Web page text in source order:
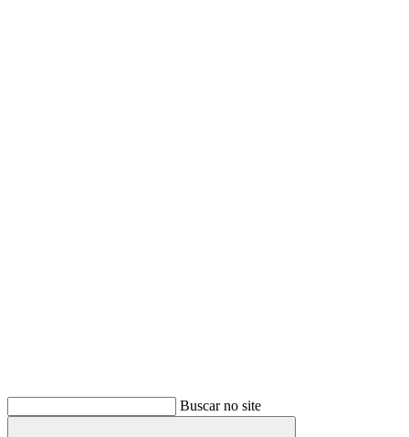
Buscar no site